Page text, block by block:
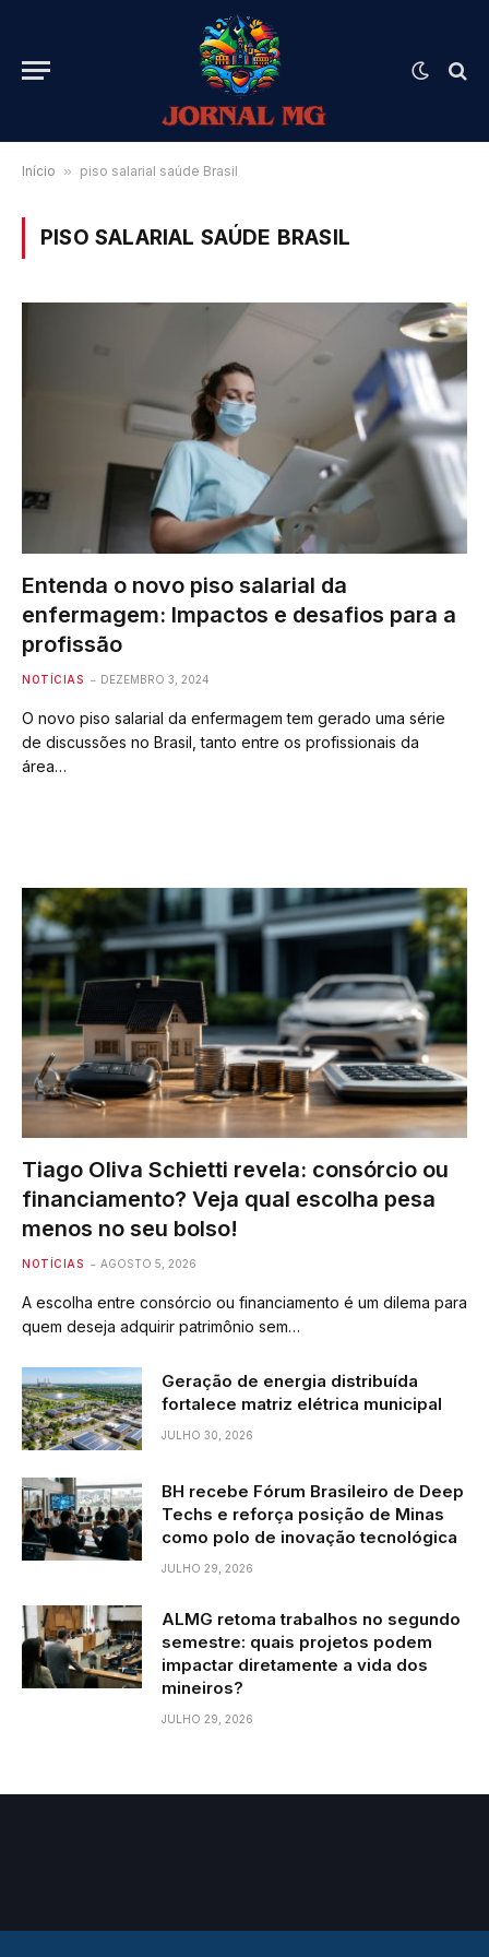
Início » piso salarial saúde Brasil
PISO SALARIAL SAÚDE BRASIL
Entenda o novo piso salarial da
enfermagem: Impactos e desafios para a
profissão
NOTÍCIAS DEZEMBRO 3, 2024
O novo piso salarial da enfermagem tem gerado uma série
de discussões no Brasil, tanto entre os profissionais da
área…
Tiago Oliva Schietti revela: consórcio ou
financiamento? Veja qual escolha pesa
menos no seu bolso!
NOTÍCIAS AGOSTO 5, 2026
A escolha entre consórcio ou financiamento é um dilema para
quem deseja adquirir patrimônio sem…
Geração de energia distribuída
fortalece matriz elétrica municipal
JULHO 30, 2026
BH recebe Fórum Brasileiro de Deep
Techs e reforça posição de Minas
como polo de inovação tecnológica
JULHO 29, 2026
ALMG retoma trabalhos no segundo
semestre: quais projetos podem
impactar diretamente a vida dos
mineiros?
JULHO 29, 2026